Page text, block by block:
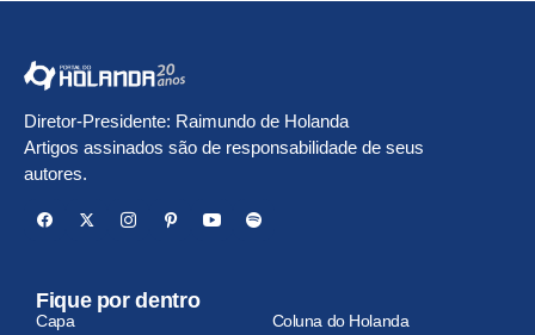
Diretor-Presidente: Raimundo de Holanda
Artigos assinados são de responsabilidade de seus
autores.
Fique por dentro
Capa
Coluna do Holanda